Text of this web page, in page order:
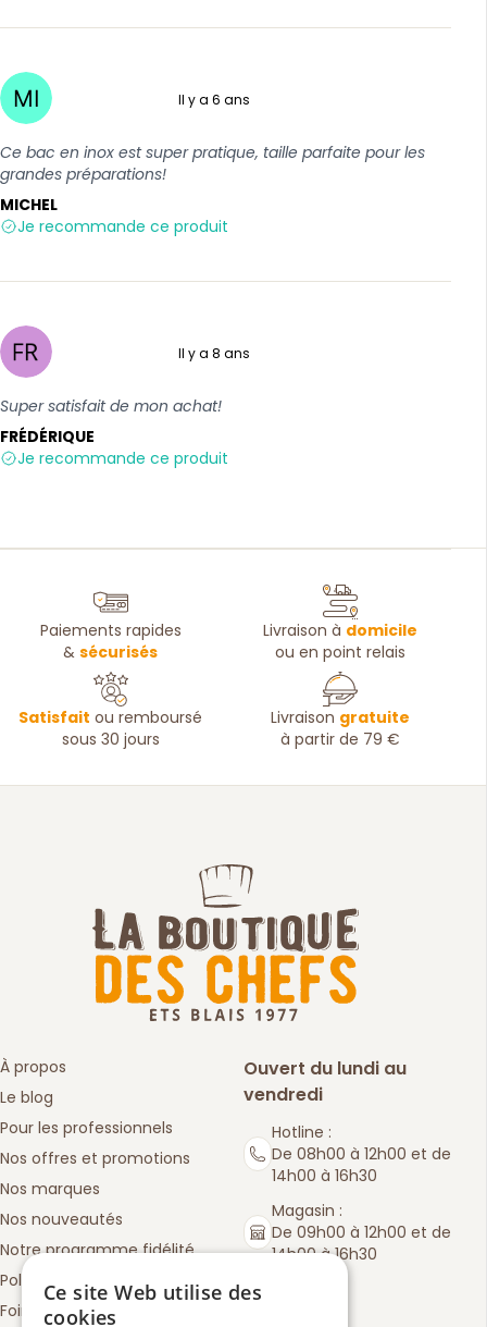
Il y a 6 ans
Ce bac en inox est super pratique, taille parfaite pour les
grandes préparations!
MICHEL
Je recommande ce produit
Il y a 8 ans
Super satisfait de mon achat!
FRÉDÉRIQUE
Je recommande ce produit
Paiements rapides
&sécurisés
Livraison à domicile
ou en point relais
Satisfait ou remboursé
sous 30 jours
Livraison gratuite
à partir de 79 €
À propos
Le blog
Pour les professionnels
Nos offres et promotions
Nos marques
Nos nouveautés
Notre programme fidélité
Politique de retours
Foire aux questions
Ouvert du lundi au
vendredi
Hotline :
De 08h00 à 12h00 et de
14h00 à 16h30
Magasin :
De 09h00 à 12h00 et de
14h00 à 16h30
Ce site Web utilise des
cookies